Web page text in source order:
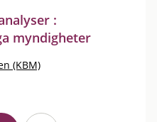
:
myndigheter
(KBM)